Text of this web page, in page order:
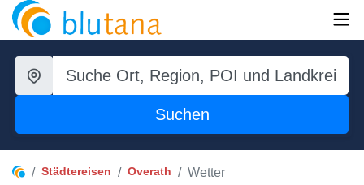
Suchen
Städtereisen Overath Wetter